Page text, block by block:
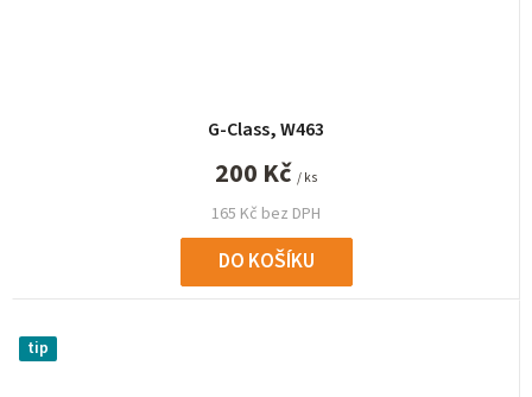
G-Class, W463
165 Kč bez DPH
200 Kč / ks
DO KOŠÍKU
tip